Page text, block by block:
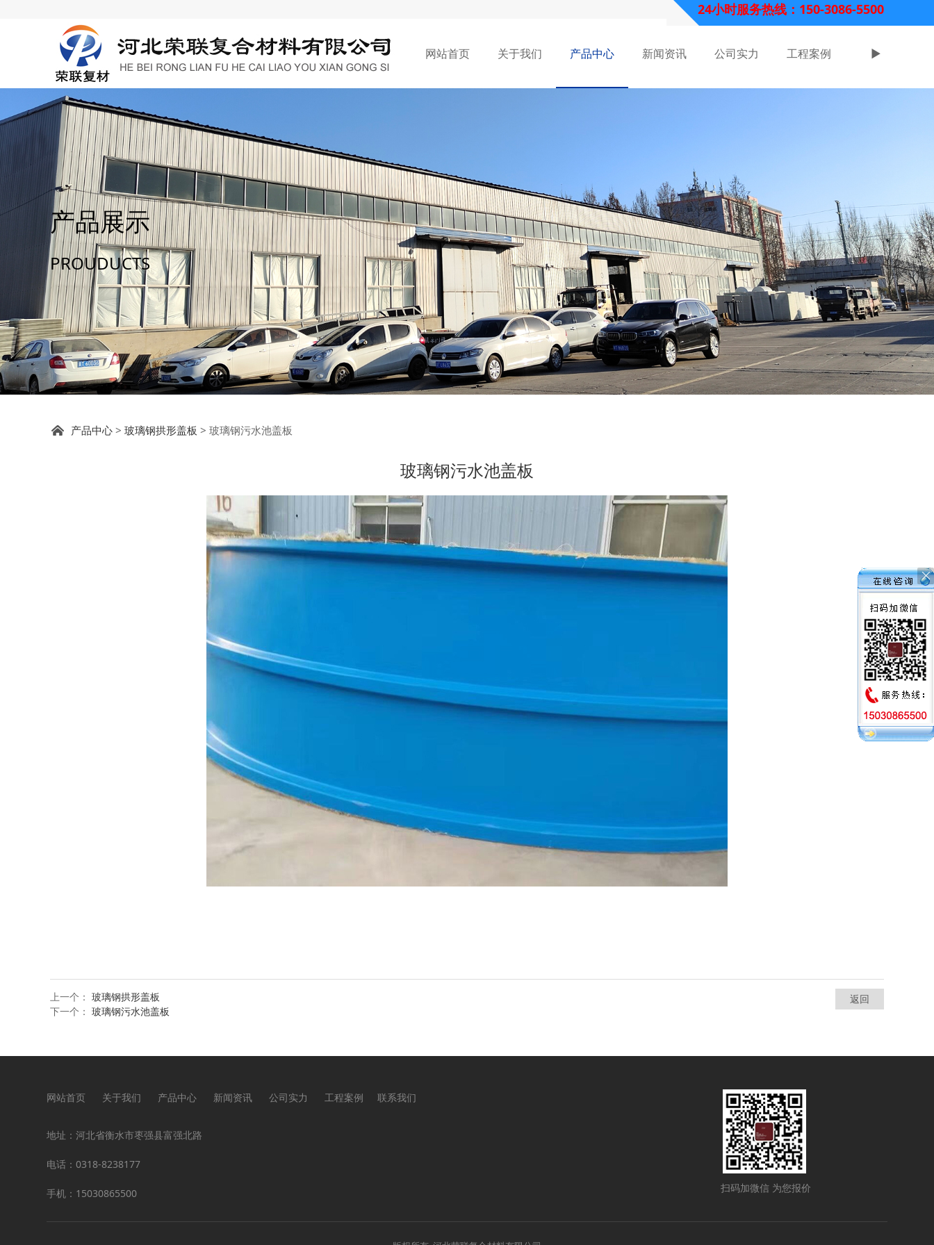
24小时服务热线：150-3086-5500
网站首页 关于我们 产品中心 新闻资讯 公司实力 工程案例 ►
产品展示
PROUDUCTS
玻璃钢污水池盖板
产品中心> 玻璃钢拱形盖板 > 玻璃钢污水池盖板
玻璃钢污水池盖板
上一个： 玻璃钢拱形盖板
下一个： 玻璃钢污水池盖板
返回
网站首页 关于我们 产品中心 新闻资讯 公司实力 工程案例 联系我们
地址：河北省衡水市枣强县富强北路
电话：0318-8238177
手机：15030865500 扫码加微信 为您报价